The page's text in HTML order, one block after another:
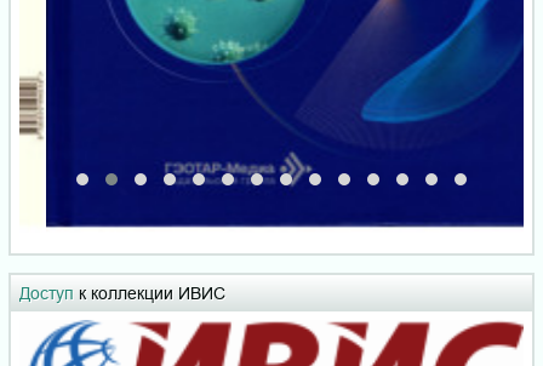
Доступ к коллекции ИВИС